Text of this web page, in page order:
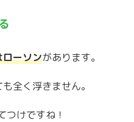
ーソンがあります。
全く浮きません。
つけですね！